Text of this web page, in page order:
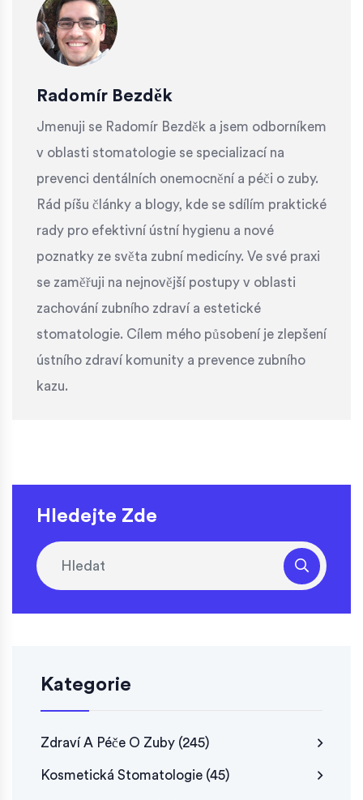
Radomír Bezděk
Jmenuji se Radomír Bezděk a jsem odborníkem
v oblasti stomatologie se specializací na
prevenci dentálních onemocnění a péči o zuby.
Rád píšu články a blogy, kde se sdílím praktické
rady pro efektivní ústní hygienu a nové
poznatky ze světa zubní medicíny. Ve své praxi
se zaměřuji na nejnovější postupy v oblasti
zachování zubního zdraví a estetické
stomatologie. Cílem mého působení je zlepšení
ústního zdraví komunity a prevence zubního
kazu.
Hledejte Zde
Kategorie
Zdraví A Péče O Zuby (245)
Kosmetická Stomatologie (45)